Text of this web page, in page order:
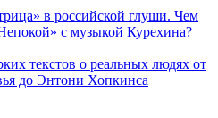
в российской глуши. Чем
с музыкой Курехина?
текстов о реальных людях от
до Энтони Хопкинса